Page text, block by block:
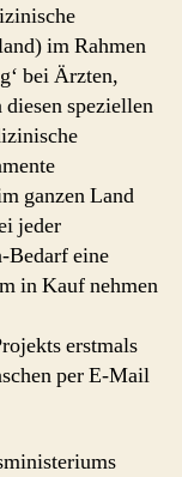
im Rahmen
bei Ärzten,
speziellen
ganzen Land
jeder
Bedarf eine
in Kauf nehmen
erstmals
per E-Mail